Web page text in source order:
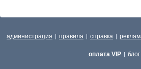
администрация | правила | справка |
оплата VIP | блог